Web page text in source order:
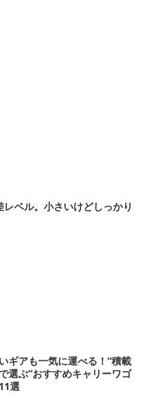
レベル。小さいけどしっかり
ギアも一気に運べる！“積載
選ぶ”おすすめキャリーワゴ
選